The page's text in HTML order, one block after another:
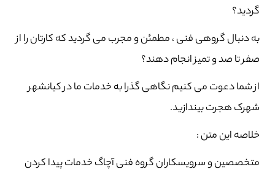
گردید؟
به دنبال گروهی فنی ، مطمئن و مجرب می گردید که کارتان را از
صفر تا صد و تمیز انجام دهند؟
از شما دعوت می کنیم نگاهی گذرا به خدمات ما در کیانشهر
شهرک هجرت بیندازید.
خلاصه این متن :
متخصصین و سرویسکاران گروه فنی آچاگ خدمات پیدا کردن